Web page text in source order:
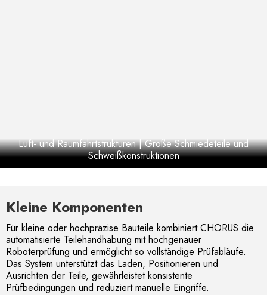
Luft- und Raumfahrtstrukturen | Große Schmiedeteile und
Schweißkonstruktionen
Kleine Komponenten
Für kleine oder hochpräzise Bauteile kombiniert CHORUS die
automatisierte Teilehandhabung mit hochgenauer
Roboterprüfung und ermöglicht so vollständige Prüfabläufe.
Das System unterstützt das Laden, Positionieren und
Ausrichten der Teile, gewährleistet konsistente
Prüfbedingungen und reduziert manuelle Eingriffe.